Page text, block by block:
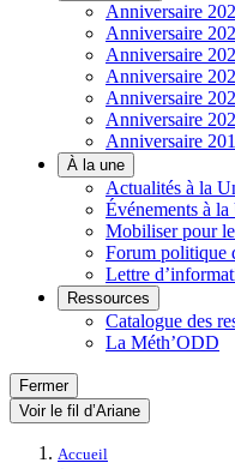
Anniversaire
Anniversaire
Anniversaire
Anniversaire
Anniversaire
Anniversaire
Anniversaire
À la une
Actualités à la
Événements à la
Mobiliser pour
Forum politique
Lettre
Ressources
Catalogue des
La Méth’ODD
Fermer
Voir le fil d’Ariane
Accueil